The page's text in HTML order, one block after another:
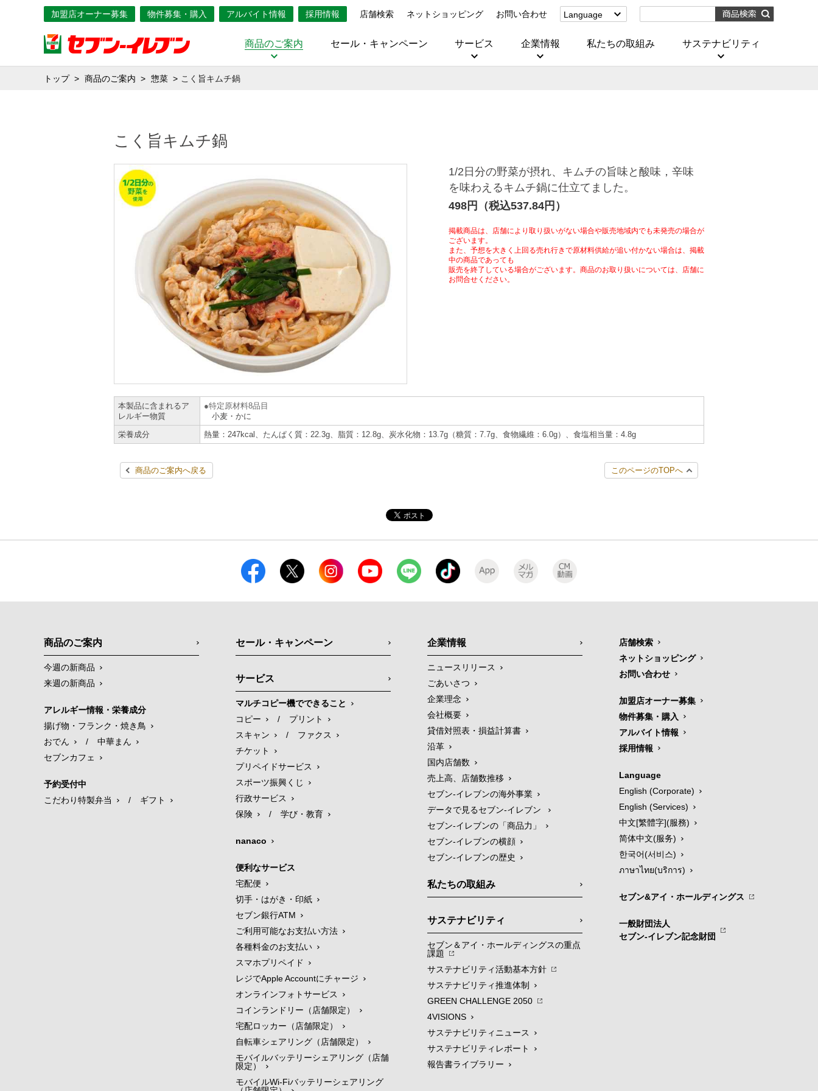
加盟店オーナー募集 物件募集・購入 アルバイト情報 採用情報 店舗検索 ネットショッピング お問い合わせ
Language
(Corporate)
商品のご案内 セール・キャンペーン サービス 企業情報 私たちの取組み サステナビリティ
トップ 商品のご案内 惣菜 こく旨キムチ鍋
こく旨キムチ鍋
1/2日分の野菜が摂れ、キムチの旨味と酸味，辛味
を味わえるキムチ鍋に仕立てました。
498円（税込537.84円）
掲載商品は、店舗により取り扱いがない場合や販売地域内でも未発売の場合が
ございます。
また、予想を大きく上回る売れ行きで原材料供給が追い付かない場合は、掲載
中の商品であっても
販売を終了している場合がございます。商品のお取り扱いについては、店舗に
お問合せください。
本製品に含まれるア
レルギー物質
特定原材料8品目
小麦・かに
栄養成分
熱量：247kcal、たんぱく質：22.3g、脂質：12.8g、炭水化物：13.7g（糖質：7.7g、食物繊維：6.0g）、食塩相当量：4.8g
商品のご案内へ戻る このページのTOPへ
商品のご案内
今週の新商品
来週の新商品
アレルギー情報・栄養成分
揚げ物・フランク・焼き鳥
おでん
/
中華まん
セブンカフェ
予約受付中
こだわり特製弁当
/ ギフト
セール・キャンペーン
サービス
マルチコピー機でできること
コピー
/
プリント
スキャン
/
ファクス
チケット
プリペイドサービス
スポーツ振興くじ
行政サービス
保険
/ 学び・教育
nanaco
便利なサービス
宅配便
切手・はがき・印紙
セブン銀行ATM
ご利用可能なお支払い方法
各種料金のお支払い
スマホプリペイド
レジでApple Accountにチャージ
オンラインフォトサービス
コインランドリー（店舗限定）
宅配ロッカー（店舗限定）
自転車シェアリング（店舗限定）
モバイルバッテリーシェアリング（店舗
限定）
モバイルWi-Fiバッテリーシェアリング
企業情報
ニュースリリース
ごあいさつ
企業理念
会社概要
貸借対照表・損益計算書
沿革
国内店舗数
売上高、店舗数推移
セブン‐イレブンの海外事業
データで見るセブン‐イレブン
セブン‐イレブンの「商品力」
セブン-イレブンの横顔
セブン-イレブンの歴史
私たちの取組み
サステナビリティ
セブン＆アイ・ホールディングスの重点
課題
サステナビリティ活動基本方針
サステナビリティ推進体制
GREEN CHALLENGE 2050
4VISIONS
サステナビリティニュース
サステナビリティレポート
報告書ライブラリー
店舗検索
ネットショッピング
お問い合わせ
加盟店オーナー募集
物件募集・購入
アルバイト情報
採用情報
Language
English (Corporate)
English (Services)
中文[繁體字](服務)
简体中文(服务)
한국어(서비스)
ภาษาไทย(บริการ)
セブン&アイ・ホールディングス
一般財団法人
セブン-イレブン記念財団